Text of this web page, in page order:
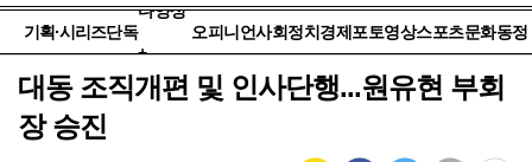
기획·시리즈단독
다양성
+
오피니언사회정치 경제 포토영상스포츠문화동정
대동 조직개편 및 인사단행...원유현 부회
장 승진